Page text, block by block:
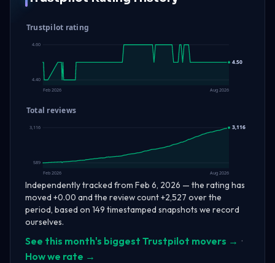
Trustpilot rating
4.60
4.40
4.50
Feb 2026 Aug 2026
Total reviews
3,116
589
3,116
Feb 2026 Aug 2026
Independently tracked from Feb 6, 2026 — the rating has
moved +0.00 and the review count +2,527 over the
period, based on 149 timestamped snapshots we record
ourselves.
See this month's biggest Trustpilot movers → ·
How we rate →